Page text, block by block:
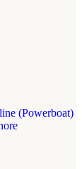
(Powerboat)